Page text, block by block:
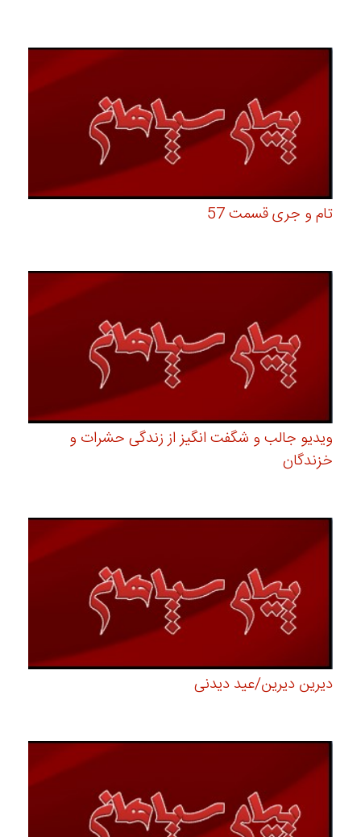
تام و جری قسمت 57
ویدیو جالب و شگفت انگیز از زندگی حشرات و
خزندگان
دیرین دیرین/عید دیدنی